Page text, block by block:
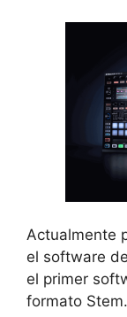
Actualmente
el software
el primer
formato